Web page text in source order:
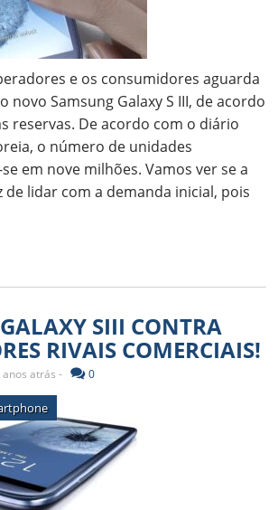
e os consumidores aguarda
novo Samsung Galaxy S III, de acordo
reservas. De acordo com o diário
o número de unidades
em nove milhões. Vamos ver se a
de lidar com a demanda inicial, pois
SIII CONTRA
RIVAIS COMERCIAIS!
anos atrás - 0